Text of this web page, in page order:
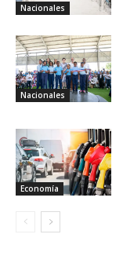
Nacionales
Nacionales
Economía